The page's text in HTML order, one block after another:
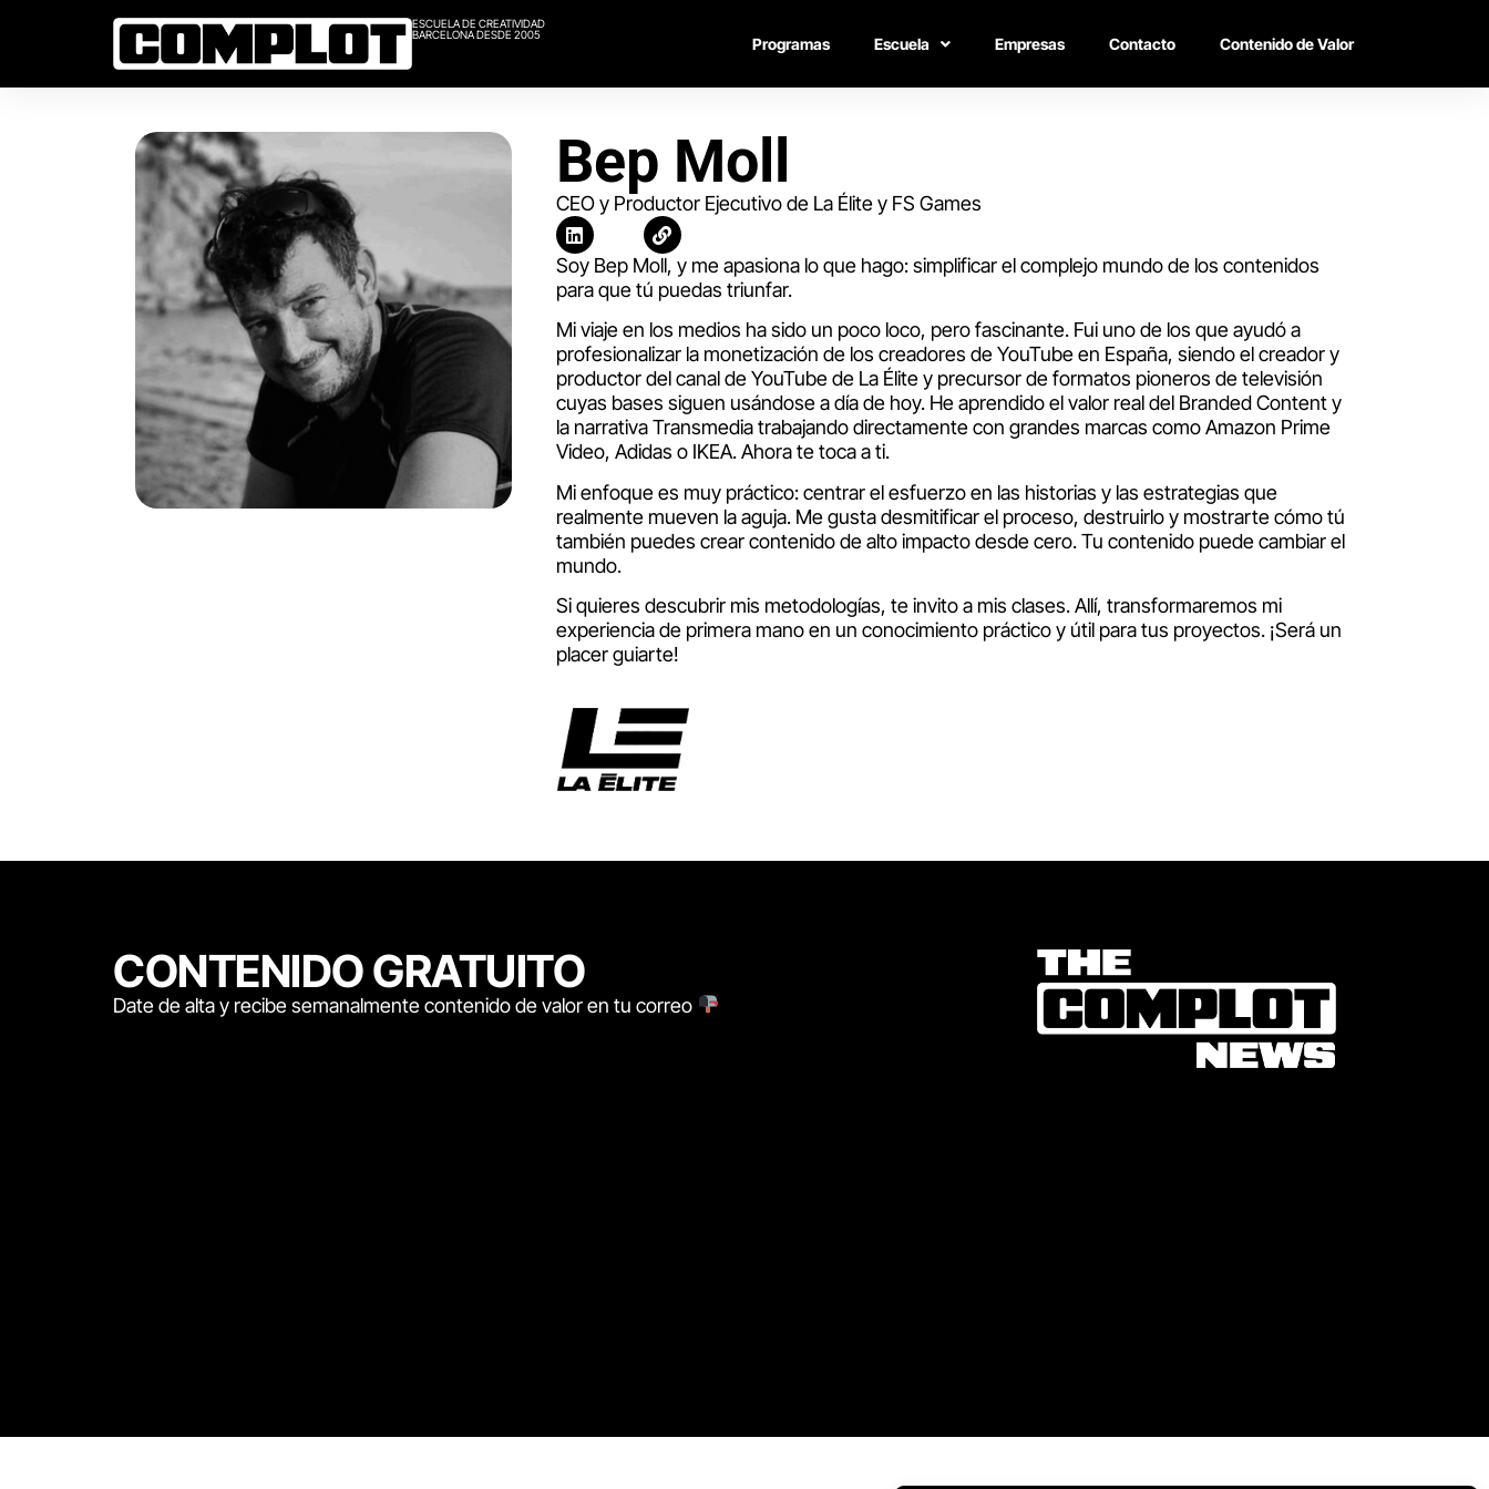
ESCUELA DE CREATIVIDAD
BARCELONA DESDE 2005
Programas Escuela Empresas Contacto Contenido de Valor
Bep Moll
CEO y Productor Ejecutivo de La Élite y FS Games
Soy Bep Moll, y me apasiona lo que hago: simplificar el complejo mundo de los contenidos
para que tú puedas triunfar.
Mi viaje en los medios ha sido un poco loco, pero fascinante. Fui uno de los que ayudó a
profesionalizar la monetización de los creadores de YouTube en España, siendo el creador y
productor del canal de YouTube de La Élite y precursor de formatos pioneros de televisión
cuyas bases siguen usándose a día de hoy. He aprendido el valor real del Branded Content y
la narrativa Transmedia trabajando directamente con grandes marcas como Amazon Prime
Video, Adidas o IKEA. Ahora te toca a ti.
Mi enfoque es muy práctico: centrar el esfuerzo en las historias y las estrategias que
realmente mueven la aguja. Me gusta desmitificar el proceso, destruirlo y mostrarte cómo tú
también puedes crear contenido de alto impacto desde cero. Tu contenido puede cambiar el
mundo.
Si quieres descubrir mis metodologías, te invito a mis clases. Allí, transformaremos mi
experiencia de primera mano en un conocimiento práctico y útil para tus proyectos. ¡Será un
placer guiarte!
CONTENIDO GRATUITO
Date de alta y recibe semanalmente contenido de valor en tu correo